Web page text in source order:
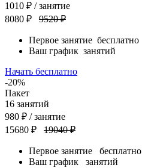
1010 ₽ / занятие
8080 ₽
9520 ₽
Первое занятие бесплатно
Ваш график занятий
Начать бесплатно
-20%
Пакет
16 занятий
980 ₽ / занятие
15680 ₽
19040 ₽
Первое занятие бесплатно
Ваш график занятий